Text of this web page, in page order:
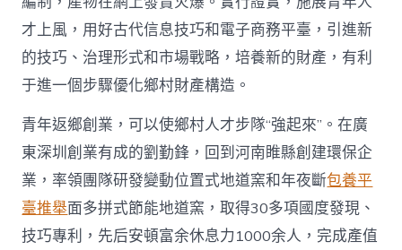
才上風，用好古代信息技巧和電子商務平臺，引進新
的技巧、治理形式和市場戰略，培養新的財產，有利
于進一個步驟優化鄉村財產構造。
青年返鄉創業，可以使鄉村人才步隊“強起來”。在廣
東深圳創業有成的劉勤鋒，回到河南睢縣創建環保企
業，率領團隊研發變動位置式地道窯和年夜斷包養平
臺推舉面多拼式節能地道窯，取得30多項國度發現、
技巧專利，先后安頓富余休息力1000余人，完成產值